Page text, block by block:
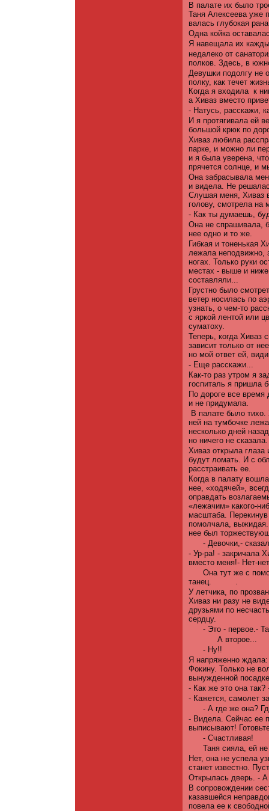
В палате их было
Таня Алексеева уже
валась глубокая
Одна койка
Я навещала их
недалеко от
полков. Здесь, в
Девушки подолгу не
полку, как течет
Когда я входила к
а Хиваз вместо
- Натусь, расскажи,
И я протягивала ей
большой крюк по
Хиваз любила
парке, и можно ли
и я была уверена,
прячется солнце, и
Она забрасывала
и видела. Не
Слушая меня, Хиваз
голову, смотрела на
- Как ты думаешь,
Она не спрашивала,
нее одно и то же.
Гибкая и тоненькая
лежала неподвижно,
ногах. Только руки
местах - выше и
составляли...
Грустно было
ветер носилась по
узнать, о чем-то
с яркой лентой или
суматоху.
Теперь, когда Хиваз
зависит только от
но мой ответ ей,
- Еще расскажи...
Как-то раз утром я
госпиталь я пришла
По дороге все
и не придумала.
В палате было
ней на тумбочке
несколько дней
но ничего не сказала.
Хиваз открыла
будут ломать. И с
расстраивать ее.
Когда в палату
нее, «ходячей»,
оправдать
«лежачим» какого-
масштаба.
помолчала,
нее был
- Девочки,-
- Ур-ра! - закричала
вместо меня!- Нет-
Она тут же с
танец.
.
У летчика, по
Хиваз ни разу не
друзьями по
сердцу.
- Это - первое.-
А второе...
- Ну!!
Я напряженно ждала:
Фокину. Только не
вынужденной
- Как же это она
- Кажется, самолет
- А где же она?
- Видела. Сейчас ее
выписывают!
- Счастливая!
Таня сияла, ей
Нет, она не успела
станет известно.
Открылась дверь. - А
В сопровождении
казавшейся
повела ее к